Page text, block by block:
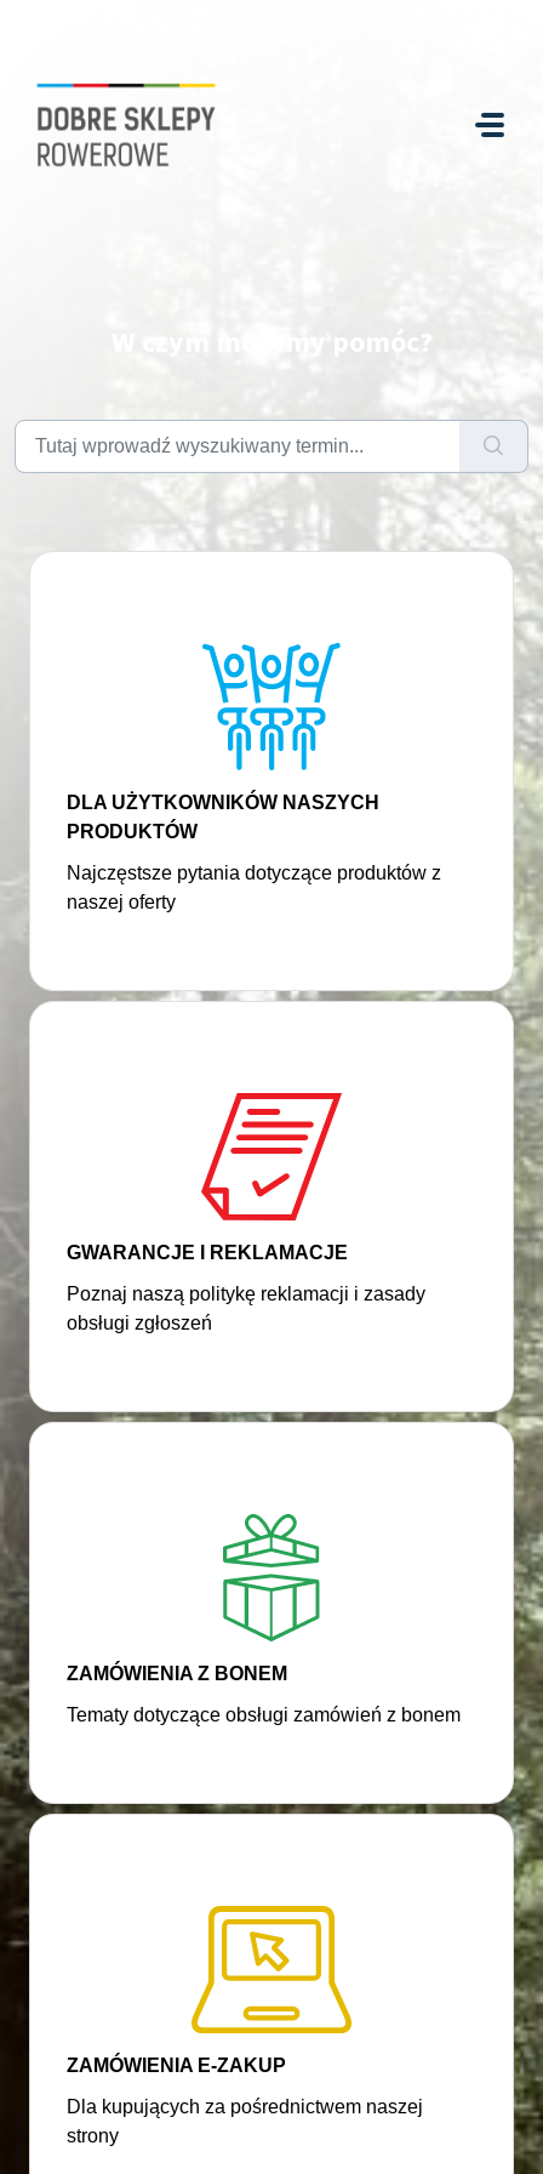
W czym możemy pomóc?
DLA UŻYTKOWNIKÓW NASZYCH
PRODUKTÓW
Najczęstsze pytania dotyczące produktów z
naszej oferty
GWARANCJE I REKLAMACJE
Poznaj naszą politykę reklamacji i zasady
obsługi zgłoszeń
ZAMÓWIENIA Z BONEM
Tematy dotyczące obsługi zamówień z bonem
ZAMÓWIENIA E-ZAKUP
Dla kupujących za pośrednictwem naszej
strony